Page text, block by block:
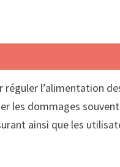
réguler l’alimentation
les dommages
ainsi que les